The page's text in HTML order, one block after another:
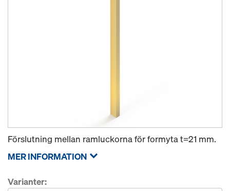
Förslutning mellan ramluckorna för formyta t=21 mm.
MER INFORMATION
Varianter: